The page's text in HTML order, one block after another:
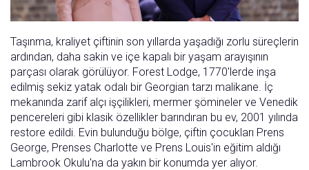
Taşınma, kraliyet çiftinin son yıllarda yaşadığı zorlu süreçlerin
ardından, daha sakin ve içe kapalı bir yaşam arayışının
parçası olarak görülüyor. Forest Lodge, 1770'lerde inşa
edilmiş sekiz yatak odalı bir Georgian tarzı malikane. İç
mekanında zarif alçı işçilikleri, mermer şömineler ve Venedik
pencereleri gibi klasik özellikler barındıran bu ev, 2001 yılında
restore edildi. Evin bulunduğu bölge, çiftin çocukları Prens
George, Prenses Charlotte ve Prens Louis'in eğitim aldığı
Lambrook Okulu'na da yakın bir konumda yer alıyor.